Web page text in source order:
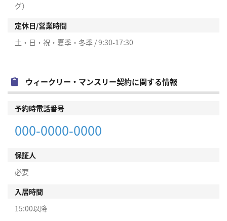
グ）
定休日/営業時間
土・日・祝・夏季・冬季 / 9:30-17:30
ウィークリー・マンスリー契約に関する情報
予約時電話番号
000-0000-0000
保証人
必要
入居時間
15:00以降